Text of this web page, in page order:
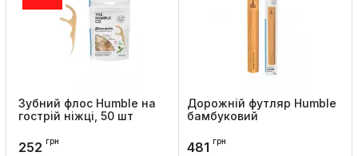
Зубний флос Humble на
гострій ніжці, 50 шт
252 грн
Дорожній футляр Humble
бамбуковий
481 грн